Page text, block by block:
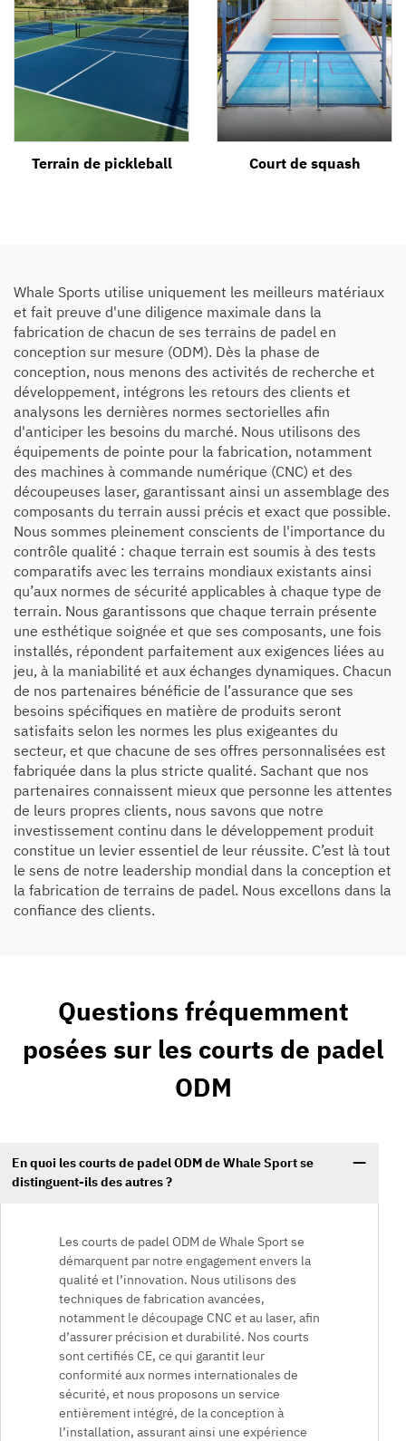
Terrain de pickleball Court de squash
Whale Sports utilise uniquement les meilleurs matériaux
et fait preuve d'une diligence maximale dans la
fabrication de chacun de ses terrains de padel en
conception sur mesure (ODM). Dès la phase de
conception, nous menons des activités de recherche et
développement, intégrons les retours des clients et
analysons les dernières normes sectorielles afin
d'anticiper les besoins du marché. Nous utilisons des
équipements de pointe pour la fabrication, notamment
des machines à commande numérique (CNC) et des
découpeuses laser, garantissant ainsi un assemblage des
composants du terrain aussi précis et exact que possible.
Nous sommes pleinement conscients de l'importance du
contrôle qualité : chaque terrain est soumis à des tests
comparatifs avec les terrains mondiaux existants ainsi
qu’aux normes de sécurité applicables à chaque type de
terrain. Nous garantissons que chaque terrain présente
une esthétique soignée et que ses composants, une fois
installés, répondent parfaitement aux exigences liées au
jeu, à la maniabilité et aux échanges dynamiques. Chacun
de nos partenaires bénéficie de l’assurance que ses
besoins spécifiques en matière de produits seront
satisfaits selon les normes les plus exigeantes du
secteur, et que chacune de ses offres personnalisées est
fabriquée dans la plus stricte qualité. Sachant que nos
partenaires connaissent mieux que personne les attentes
de leurs propres clients, nous savons que notre
investissement continu dans le développement produit
constitue un levier essentiel de leur réussite. C’est là tout
le sens de notre leadership mondial dans la conception et
la fabrication de terrains de padel. Nous excellons dans la
confiance des clients.
Questions fréquemment
posées sur les courts de padel
ODM
En quoi les courts de padel ODM de Whale Sport se
distinguent-ils des autres ?
Les courts de padel ODM de Whale Sport se
démarquent par notre engagement envers la
qualité et l’innovation. Nous utilisons des
techniques de fabrication avancées,
notamment le découpage CNC et au laser, afin
d’assurer précision et durabilité. Nos courts
sont certifiés CE, ce qui garantit leur
conformité aux normes internationales de
sécurité, et nous proposons un service
entièrement intégré, de la conception à
l’installation, assurant ainsi une expérience